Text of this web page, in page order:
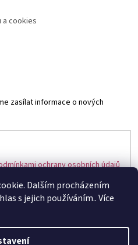
Dalším procházením
s jejich používáním.. Více
a cookies
zasílat informace o nových
ochrany osobních údajů